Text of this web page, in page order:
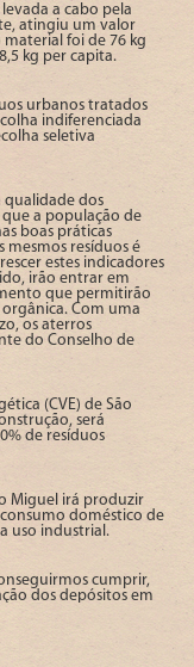
a cabo pela
atingiu um valor
material foi de 76 kg
kg per capita.
urbanos tratados
indiferenciada
seletiva
qualidade dos
a população de
boas práticas
mesmos resíduos é
estes indicadores
irão entrar em
que permitirão
Com uma
os aterros
do Conselho de
(CVE) de São
será
de resíduos
Miguel irá produzir
doméstico de
uso industrial.
cumprir,
dos depósitos em